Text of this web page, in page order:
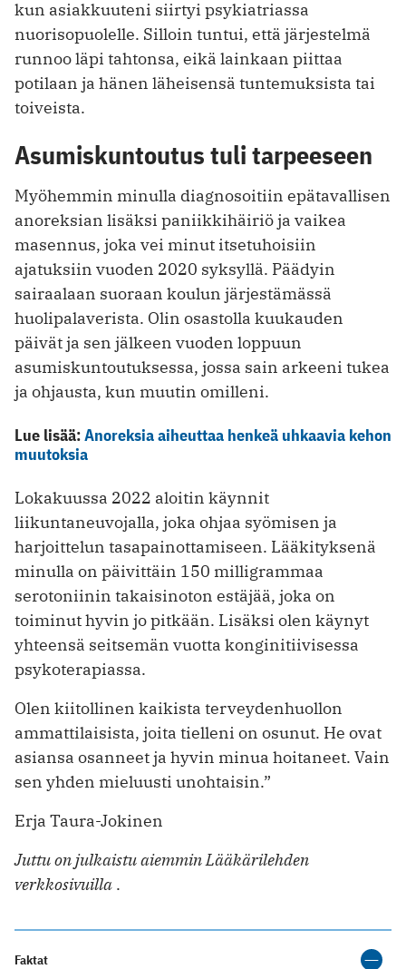
kun asiakkuuteni siirtyi psykiatriassa
nuorisopuolelle. Silloin tuntui, että järjestelmä
runnoo läpi tahtonsa, eikä lainkaan piittaa
potilaan ja hänen läheisensä tuntemuksista tai
toiveista.
Asumiskuntoutus tuli tarpeeseen
Myöhemmin minulla diagnosoitiin epätavallisen
anoreksian lisäksi paniikkihäiriö ja vaikea
masennus, joka vei minut itsetuhoisiin
ajatuksiin vuoden 2020 syksyllä. Päädyin
sairaalaan suoraan koulun järjestämässä
huolipalaverista. Olin osastolla kuukauden
päivät ja sen jälkeen vuoden loppuun
asumiskuntoutuksessa, jossa sain arkeeni tukea
ja ohjausta, kun muutin omilleni.
Lue lisää:Anoreksia aiheuttaa henkeä uhkaavia kehon
muutoksia
Lokakuussa 2022 aloitin käynnit
liikuntaneuvojalla, joka ohjaa syömisen ja
harjoittelun tasapainottamiseen. Lääkityksenä
minulla on päivittäin 150 milligrammaa
serotoniinin takaisinoton estäjää, joka on
toiminut hyvin jo pitkään. Lisäksi olen käynyt
yhteensä seitsemän vuotta konginitiivisessa
psykoterapiassa.
Olen kiitollinen kaikista terveydenhuollon
ammattilaisista, joita tielleni on osunut. He ovat
asiansa osanneet ja hyvin minua hoitaneet. Vain
sen yhden mieluusti unohtaisin.”
Erja Taura-Jokinen
Juttu on julkaistu aiemmin Lääkärilehden
verkkosivuilla .
Faktat